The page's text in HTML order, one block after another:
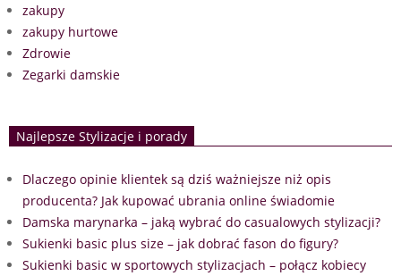
zakupy
zakupy hurtowe
Zdrowie
Zegarki damskie
Najlepsze Stylizacje i porady
Dlaczego opinie klientek są dziś ważniejsze niż opis
producenta? Jak kupować ubrania online świadomie
Damska marynarka – jaką wybrać do casualowych stylizacji?
Sukienki basic plus size – jak dobrać fason do figury?
Sukienki basic w sportowych stylizacjach – połącz kobiecy